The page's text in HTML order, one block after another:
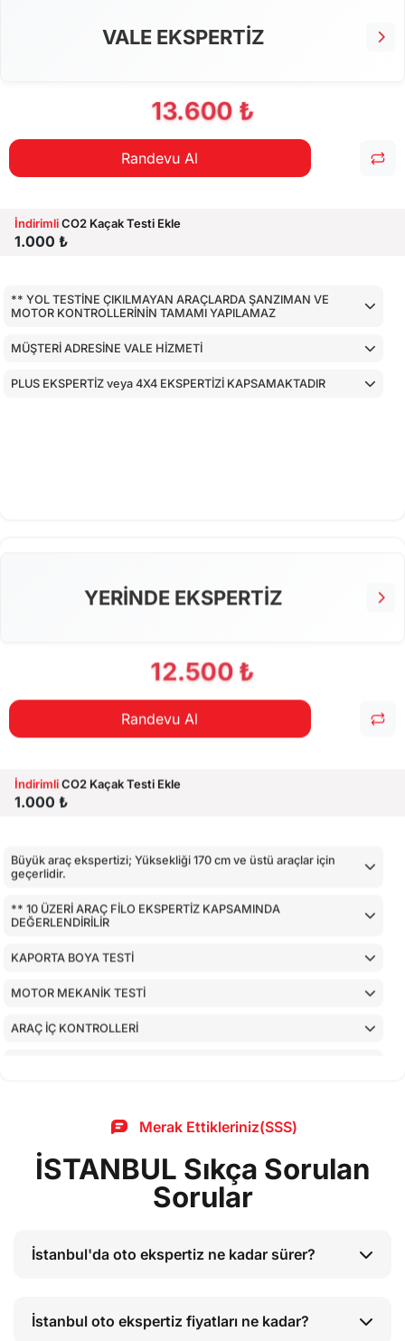
VALE EKSPERTİZ
13.600 ₺
Randevu Al
İndirimliCO2 Kaçak Testi Ekle
1.000 ₺
** YOL TESTİNE ÇIKILMAYAN ARAÇLARDA ŞANZIMAN VE
MOTOR KONTROLLERİNİN TAMAMI YAPILAMAZ
MÜŞTERİ ADRESİNE VALE HİZMETİ
PLUS EKSPERTİZ veya 4X4 EKSPERTİZİ KAPSAMAKTADIR
YERİNDE EKSPERTİZ
12.500 ₺
Randevu Al
İndirimliCO2 Kaçak Testi Ekle
1.000 ₺
Büyük araç ekspertizi; Yüksekliği 170 cm ve üstü araçlar için
geçerlidir.
** 10 ÜZERİ ARAÇ FİLO EKSPERTİZ KAPSAMINDA
DEĞERLENDİRİLİR
KAPORTA BOYA TESTİ
MOTOR MEKANİK TESTİ
ARAÇ İÇ KONTROLLERİ
Merak Ettikleriniz(SSS)
İSTANBUL Sıkça Sorulan
Sorular
İstanbul'da oto ekspertiz ne kadar sürer?
İstanbul oto ekspertiz fiyatları ne kadar?